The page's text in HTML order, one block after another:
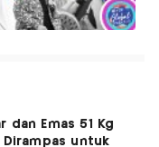
dan Emas 51 Kg
Dirampas untuk